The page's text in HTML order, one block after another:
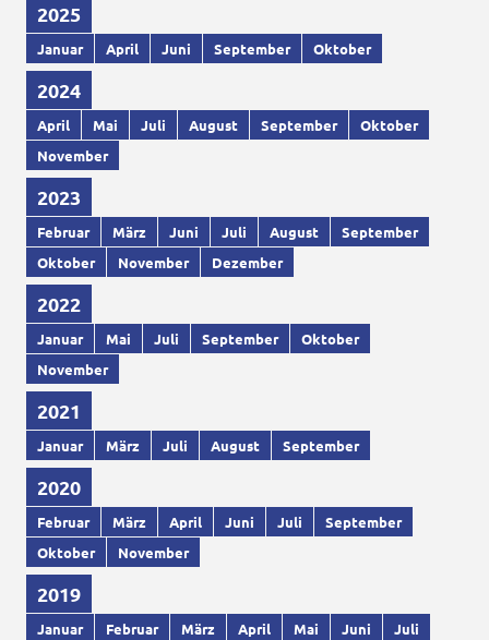
2025
Januar April Juni September Oktober
2024
April Mai Juli August September
Oktober
November
2023
Februar März Juni Juli August
September
Oktober
November Dezember
2022
Januar Mai Juli September
Oktober
November
2021
Januar März Juli August September
2020
Februar März April Juni Juli
September
Oktober
November
2019
Januar Februar März April Mai Juni
Juli